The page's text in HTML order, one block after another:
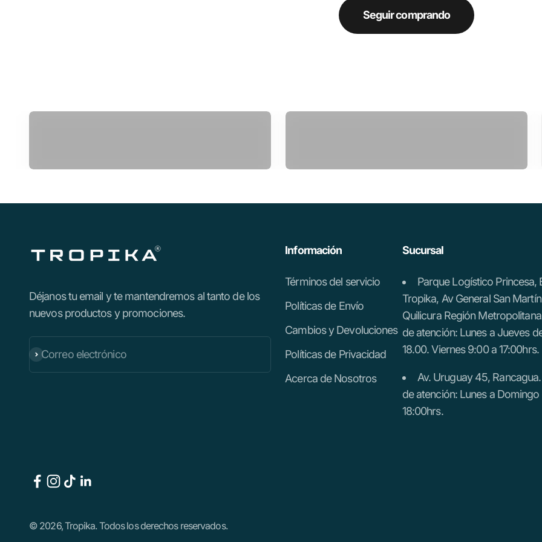
Seguir comprando
Déjanos tu email y te mantendremos al tanto de los
nuevos productos y promociones.
Correo electrónico
Suscribirse
Información
Términos del servicio
Políticas de Envío
Cambios y Devoluciones
Políticas de Privacidad
Acerca de Nosotros
Sucursal
Parque Logístico Princesa,
Tropika, Av General San
Quilicura Región
de atención: Lunes a Jueves
18.00. Viernes 9:00 a 17:00hrs.
Av. Uruguay 45,
de atención: Lunes a
18:00hrs.
© 2026, Tropika. Todos los derechos reservados.